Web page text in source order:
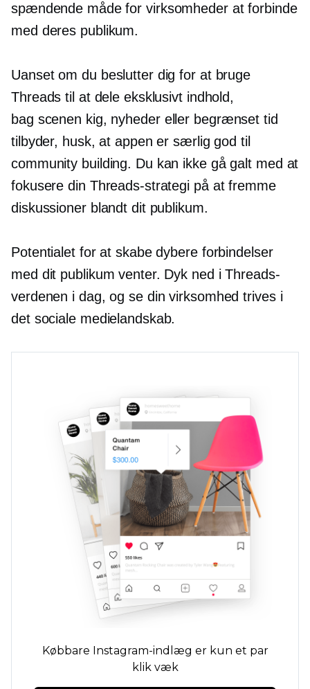
spændende måde for virksomheder at forbinde
med deres publikum.
Uanset om du beslutter dig for at bruge
Threads til at dele eksklusivt indhold,
bag scenen kig, nyheder eller begrænset tid
tilbyder, husk, at appen er særlig god til
community building. Du kan ikke gå galt med at
fokusere din Threads-strategi på at fremme
diskussioner blandt dit publikum.
Potentialet for at skabe dybere forbindelser
med dit publikum venter. Dyk ned i Threads-
verdenen i dag, og se din virksomhed trives i
det sociale medielandskab.
Købbare Instagram-indlæg er kun et par
klik væk